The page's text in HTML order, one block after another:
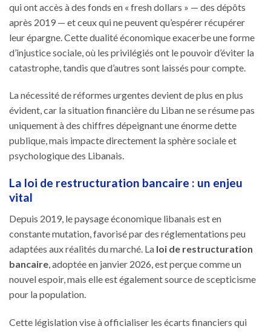
qui ont accès à des fonds en « fresh dollars » — des dépôts
après 2019 — et ceux qui ne peuvent qu’espérer récupérer
leur épargne. Cette dualité économique exacerbe une forme
d’injustice sociale, où les privilégiés ont le pouvoir d’éviter la
catastrophe, tandis que d’autres sont laissés pour compte.
La nécessité de réformes urgentes devient de plus en plus
évident, car la situation financière du Liban ne se résume pas
uniquement à des chiffres dépeignant une énorme dette
publique, mais impacte directement la sphère sociale et
psychologique des Libanais.
La loi de restructuration bancaire : un enjeu
vital
Depuis 2019, le paysage économique libanais est en
constante mutation, favorisé par des réglementations peu
adaptées aux réalités du marché. La loi de restructuration
bancaire , adoptée en janvier 2026, est perçue comme un
nouvel espoir, mais elle est également source de scepticisme
pour la population.
Cette législation vise à officialiser les écarts financiers qui